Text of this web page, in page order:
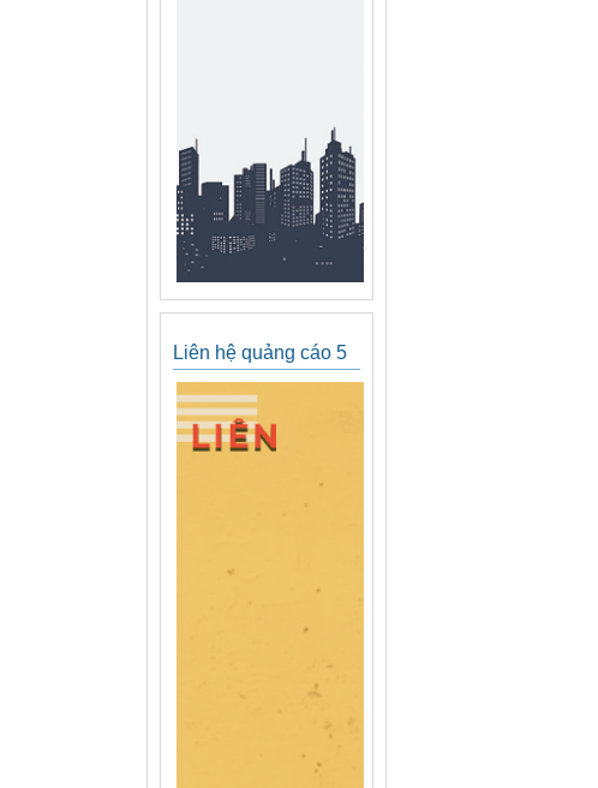
Liên hệ quảng cáo 5